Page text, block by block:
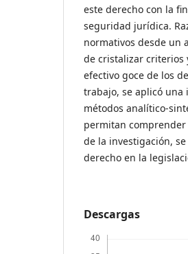
este derecho con la
seguridad jurídica.
normativos desde un
de cristalizar criterios
efectivo goce de los
trabajo, se aplicó una
métodos analítico-
permitan comprender
de la investigación,
derecho en la
Descargas